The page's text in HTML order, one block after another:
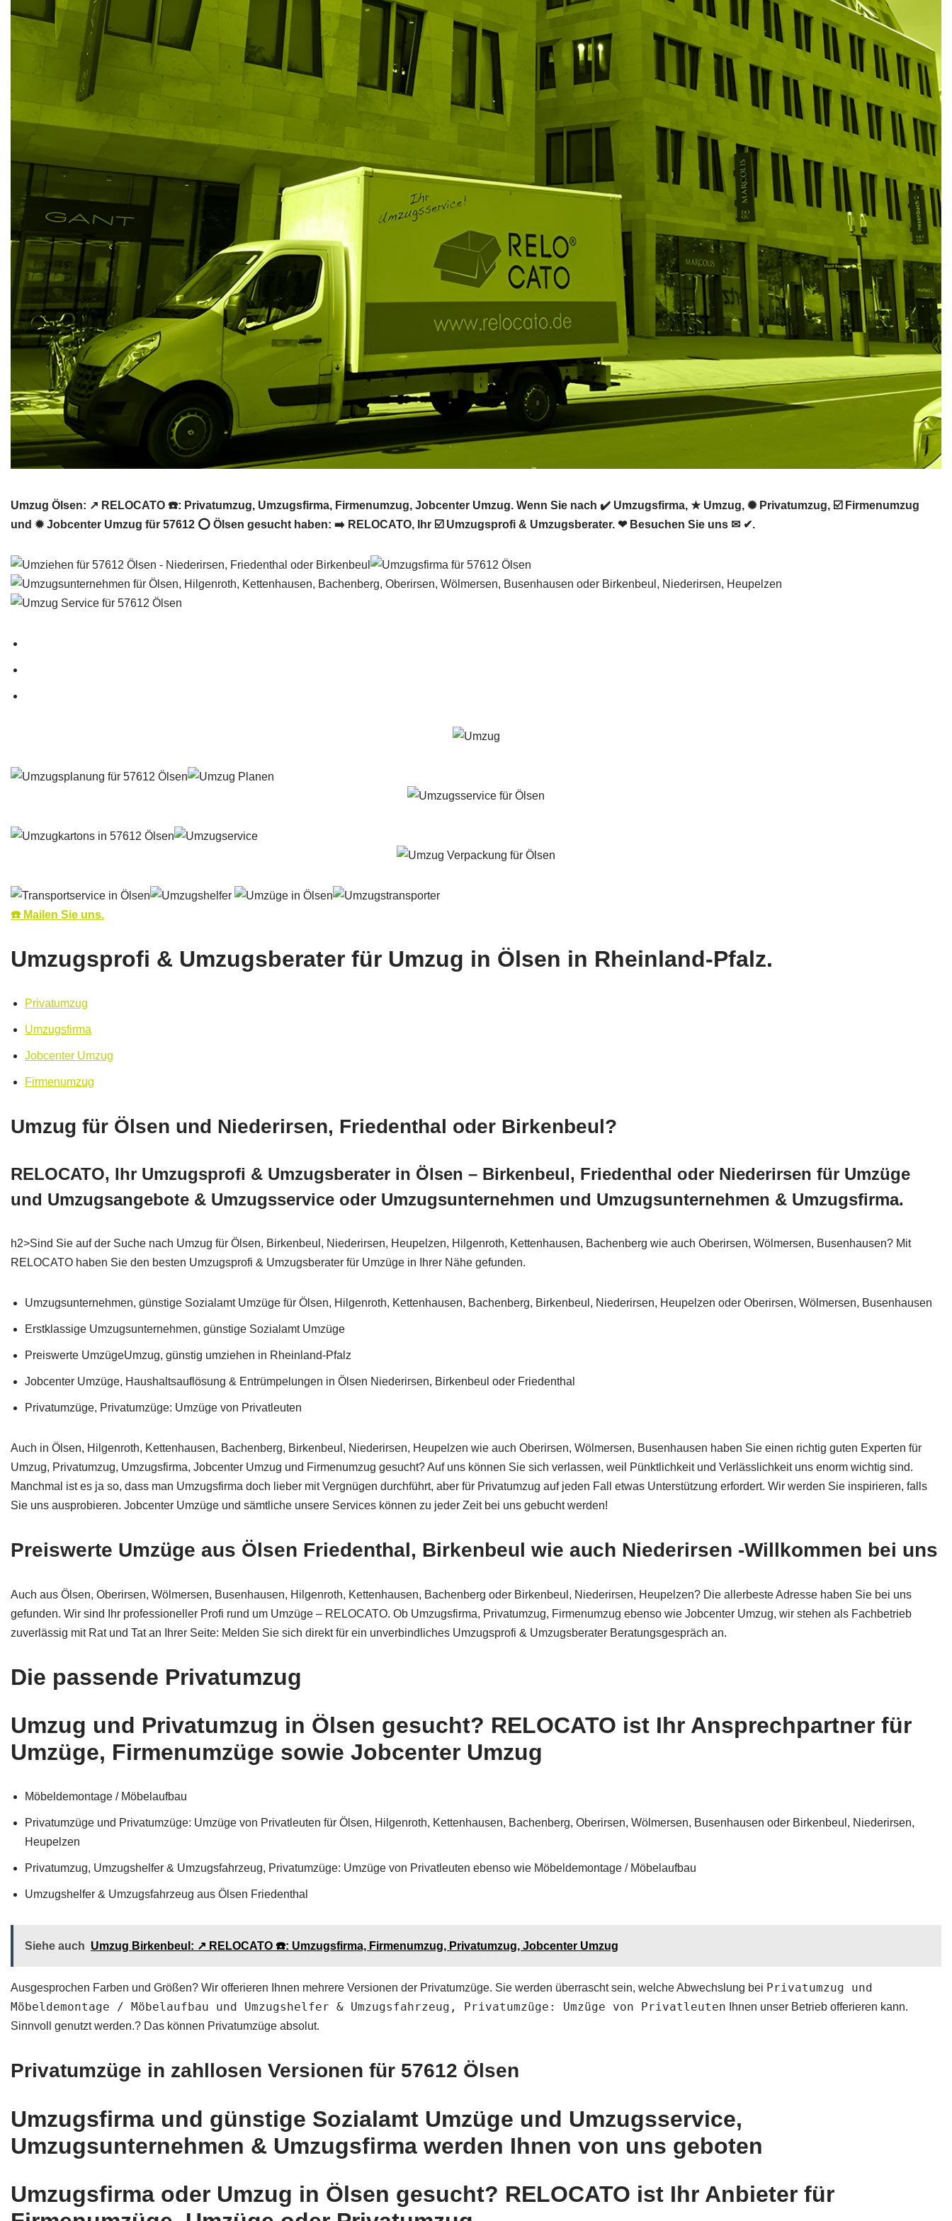
Umzug Ölsen: ↗️ RELOCATO ☎️: Privatumzug, Umzugsfirma, Firmenumzug, Jobcenter Umzug. Wenn Sie nach ✔️ Umzugsfirma, ★ Umzug, ✺ Privatumzug, ☑️ Firmenumzug
und ✹ Jobcenter Umzug für 57612 ⭕ Ölsen gesucht haben: ➡️ RELOCATO, Ihr ☑️ Umzugsprofi & Umzugsberater. ❤ Besuchen Sie uns ✉ ✔.
☎️ Mailen Sie uns.
Umzugsprofi & Umzugsberater für Umzug in Ölsen in Rheinland-Pfalz.
Privatumzug
Umzugsfirma
Jobcenter Umzug
Firmenumzug
Umzug für Ölsen und Niederirsen, Friedenthal oder Birkenbeul?
RELOCATO, Ihr Umzugsprofi & Umzugsberater in Ölsen – Birkenbeul, Friedenthal oder Niederirsen für Umzüge
und Umzugsangebote & Umzugsservice oder Umzugsunternehmen und Umzugsunternehmen & Umzugsfirma.
h2>Sind Sie auf der Suche nach Umzug für Ölsen, Birkenbeul, Niederirsen, Heupelzen, Hilgenroth, Kettenhausen, Bachenberg wie auch Oberirsen, Wölmersen, Busenhausen? Mit
RELOCATO haben Sie den besten Umzugsprofi & Umzugsberater für Umzüge in Ihrer Nähe gefunden.
Umzugsunternehmen, günstige Sozialamt Umzüge für Ölsen, Hilgenroth, Kettenhausen, Bachenberg, Birkenbeul, Niederirsen, Heupelzen oder Oberirsen, Wölmersen, Busenhausen
Erstklassige Umzugsunternehmen, günstige Sozialamt Umzüge
Preiswerte UmzügeUmzug, günstig umziehen in Rheinland-Pfalz
Jobcenter Umzüge, Haushaltsauflösung & Entrümpelungen in Ölsen Niederirsen, Birkenbeul oder Friedenthal
Privatumzüge, Privatumzüge: Umzüge von Privatleuten
Auch in Ölsen, Hilgenroth, Kettenhausen, Bachenberg, Birkenbeul, Niederirsen, Heupelzen wie auch Oberirsen, Wölmersen, Busenhausen haben Sie einen richtig guten Experten für
Umzug, Privatumzug, Umzugsfirma, Jobcenter Umzug und Firmenumzug gesucht? Auf uns können Sie sich verlassen, weil Pünktlichkeit und Verlässlichkeit uns enorm wichtig sind.
Manchmal ist es ja so, dass man Umzugsfirma doch lieber mit Vergnügen durchführt, aber für Privatumzug auf jeden Fall etwas Unterstützung erfordert. Wir werden Sie inspirieren, falls
Sie uns ausprobieren. Jobcenter Umzüge und sämtliche unsere Services können zu jeder Zeit bei uns gebucht werden!
Preiswerte Umzüge aus Ölsen Friedenthal, Birkenbeul wie auch Niederirsen -Willkommen bei uns
Auch aus Ölsen, Oberirsen, Wölmersen, Busenhausen, Hilgenroth, Kettenhausen, Bachenberg oder Birkenbeul, Niederirsen, Heupelzen? Die allerbeste Adresse haben Sie bei uns
gefunden. Wir sind Ihr professioneller Profi rund um Umzüge – RELOCATO. Ob Umzugsfirma, Privatumzug, Firmenumzug ebenso wie Jobcenter Umzug, wir stehen als Fachbetrieb
zuverlässig mit Rat und Tat an Ihrer Seite: Melden Sie sich direkt für ein unverbindliches Umzugsprofi & Umzugsberater Beratungsgespräch an.
Die passende Privatumzug
Umzug und Privatumzug in Ölsen gesucht? RELOCATO ist Ihr Ansprechpartner für
Umzüge, Firmenumzüge sowie Jobcenter Umzug
Möbeldemontage / Möbelaufbau
Privatumzüge und Privatumzüge: Umzüge von Privatleuten für Ölsen, Hilgenroth, Kettenhausen, Bachenberg, Oberirsen, Wölmersen, Busenhausen oder Birkenbeul, Niederirsen,
Heupelzen
Privatumzug, Umzugshelfer & Umzugsfahrzeug, Privatumzüge: Umzüge von Privatleuten ebenso wie Möbeldemontage / Möbelaufbau
Umzugshelfer & Umzugsfahrzeug aus Ölsen Friedenthal
Siehe auch Umzug Birkenbeul: ↗️ RELOCATO ☎️: Umzugsfirma, Firmenumzug, Privatumzug, Jobcenter Umzug
Ausgesprochen Farben und Größen? Wir offerieren Ihnen mehrere Versionen der Privatumzüge. Sie werden überrascht sein, welche Abwechslung bei Privatumzug und
Möbeldemontage / Möbelaufbau und Umzugshelfer & Umzugsfahrzeug, Privatumzüge: Umzüge von Privatleuten Ihnen unser Betrieb offerieren kann.
Sinnvoll genutzt werden.? Das können Privatumzüge absolut.
Privatumzüge in zahllosen Versionen für 57612 Ölsen
Umzugsfirma und günstige Sozialamt Umzüge und Umzugsservice,
Umzugsunternehmen & Umzugsfirma werden Ihnen von uns geboten
Umzugsfirma oder Umzug in Ölsen gesucht? RELOCATO ist Ihr Anbieter für